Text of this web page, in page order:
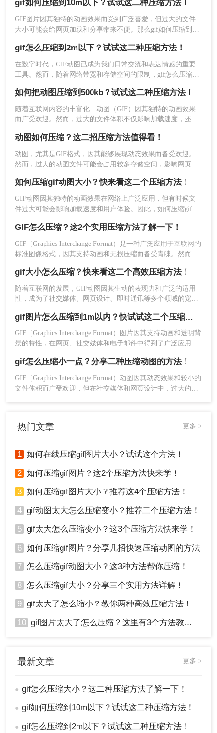
缺点：可能受限于文件大小和网络速度。
推荐工具：转转大师在线压缩
https://pdftoword.55.la/gif-imgcompress/
2、点击选择文件上传要压缩的图片。
哦，压缩程度也是可以调整的。
4、图片上传后点击开始转换。
以免影响压缩速度和效果。
以上就是gif怎么压缩大小的方法介绍了，压缩GIF
本文介绍了两种压缩GIF动图大小的方法：使用专业
图片压缩软件和在线GIF压缩工具。这两种方法各有
优缺点，用户可以根据实际需求选择合适的压缩方
原始GIF文件，并仔细预览压缩效果，以确保动画效
果和图像质量不受影响。同时，注意检查工具的安
全性，避免下载包含恶意软件的文件。
文将介绍两种压缩GIF动图大小的方法。
gif如何压缩到10m以下？试试这二种压缩方法！
GIF图片因其独特的动画效果而受到广泛喜爱，但过大的文件
大小可能会给网页加载和分享带来不便。那么gif如何压缩到
助你轻松优化GIF图片。
gif怎么压缩到2m以下？试试这二种压缩方法！
在数字时代，GIF动图已成为我们日常交流和表达情感的重要
工具。然而，随着网络带宽和存储空间的限制，gif怎么压缩到
方法来帮助您将GIF文件压缩到2M以下。
如何把动图压缩到500kb？试试这二种压缩方法！
随着互联网内容的丰富化，动图（GIF）因其独特的动画效果
而广受欢迎。然而，过大的文件体积不仅影响加载速度，还可
呢？本文将介绍两种将动图压缩到500KB的方法。
动图如何压缩？这二招压缩方法值得看！
动图，尤其是GIF格式，因其能够展现动态效果而备受欢迎。
然而，过大的动图文件可能会占用较多存储空间，影响网页加
缩呢？本文将介绍两种动图压缩的方法。
如何压缩gif动图大小？快来看这二个压缩方法！
GIF动图因其独特的动画效果在网络上广泛应用，但有时候文
件过大可能会影响加载速度和用户体验。因此，如何压缩gif动
方法
GIF怎么压缩？这2个实用压缩方法了解一下！
GIF（Graphics Interchange Format）是一种广泛应用于互联网的
标准图像格式，因其支持动画和无损压缩而备受青睐。然而，
享或上传时可能带来不便。因此，了解GIF怎么压缩变得尤为
重要。本文将介绍两种GIF压缩方法。
gif大小怎么压缩？快来看这二个高效压缩方法！
随着互联网的发展，GIF动图因其生动的表现力和广泛的适用
性，成为了社交媒体、网页设计、即时通讯等多个领域的宠
仅影响了加载速度，还可能导致上传失败。因此，学会gif大小
怎么压缩，同时保持良好的视觉效果，显得尤为重要。本文将
详细介绍两种高效的GIF压缩方法，帮助您轻松应对这一挑
gif图片怎么压缩到1m以内？快试试这二个压缩方法！
GIF（Graphics Interchange Format）图片因其支持动画和透明背
景的特性，在网页、社交媒体和电子邮件中得到了广泛应用。
满足特定的使用需求。那么gif图片怎么压缩到1m以内呢？本文
将介绍两种将GIF图片压缩至1M以内的方法。
gif怎么压缩小一点？分享二种压缩动图的方法！
GIF（Graphics Interchange Format）动图因其动态效果和较小的
文件体积而广受欢迎，但在社交媒体和网页设计中，过大的
热门文章 更多 >
1 如何在线压缩gif图片大小？试试这个方法！
2 如何压缩gif图片？这2个压缩方法快来学！
3 如何压缩gif图片大小？推荐这4个压缩方法！
4 gif动图太大怎么压缩变小？推荐二个压缩方法！
5 gif太大怎么压缩变小？这3个压缩方法快来学！
6 如何压缩gif图片？分享几招快速压缩动图的方法
7 怎么压缩gif动图大小？这3种方法帮你压缩！
8 怎么压缩gif大小？分享三个实用方法详解！
9 gif太大了怎么缩小？教你两种高效压缩方法！
10 gif图片太大了怎么压缩？这里有3个方法教你轻松压缩！
最新文章 更多 >
● gif怎么压缩大小？这二种压缩方法了解一下！
● gif如何压缩到10m以下？试试这二种压缩方法！
● gif怎么压缩到2m以下？试试这二种压缩方法！